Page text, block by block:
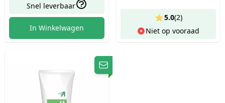
Snel leverbaar
In Winkelwagen Niet op vooraad
5.0(2)